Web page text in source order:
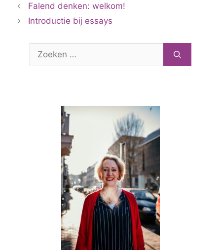
Falend denken: welkom!
Introductie bij essays
Zoek